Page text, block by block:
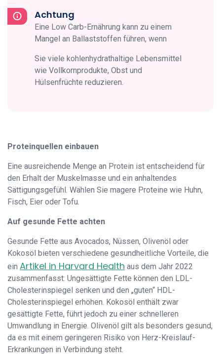
Achtung
Eine Low Carb-Ernährung kann zu einem
Mangel an Ballaststoffen führen, wenn
Sie viele kohlenhydrathaltige Lebensmittel
wie Vollkornprodukte, Obst und
Hülsenfrüchte reduzieren.
Proteinquellen einbauen
Eine ausreichende Menge an Protein ist entscheidend für
den Erhalt der Muskelmasse und ein anhaltendes
Sättigungsgefühl. Wählen Sie magere Proteine wie Huhn,
Fisch, Eier oder Tofu.
Auf gesunde Fette achten
Gesunde Fette aus Avocados, Nüssen, Olivenöl oder
Kokosöl bieten verschiedene gesundheitliche Vorteile, die
ein Artikel in Harvard Health aus dem Jahr 2022
zusammenfasst: Ungesättigte Fette können den LDL-
Cholesterinspiegel senken und den „guten“ HDL-
Cholesterinspiegel erhöhen. Kokosöl enthält zwar
gesättigte Fette, führt jedoch zu einer schnelleren
Umwandlung in Energie. Olivenöl gilt als besonders gesund,
da es mit einem geringeren Risiko von Herz-Kreislauf-
Erkrankungen in Verbindung steht.